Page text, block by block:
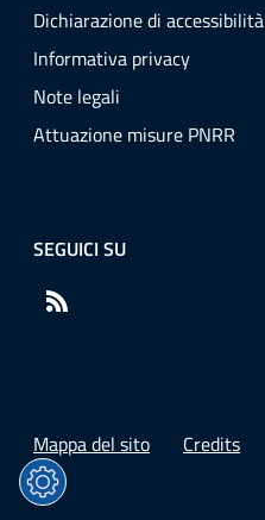
Dichiarazione di accessibilità
Informativa privacy
Note legali
Attuazione misure PNRR
SEGUICI SU
Mappa del sito Credits